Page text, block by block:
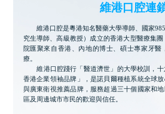
維港口腔連
維港口腔是粵港知名醫藥大學導師、國家
究生導師、高級教授）成立的香港大型醫療集
院匯聚來自香港、內地的博士、碩士專家牙醫
療。
維港口腔踐行「醫道濟世」的大學校訓，
香港企業領袖品牌」，是諾貝爾種植系統全球
與廣東衛視推薦品牌，服務超過三十個國家和
區及周邊城市市民的歡迎與信任。